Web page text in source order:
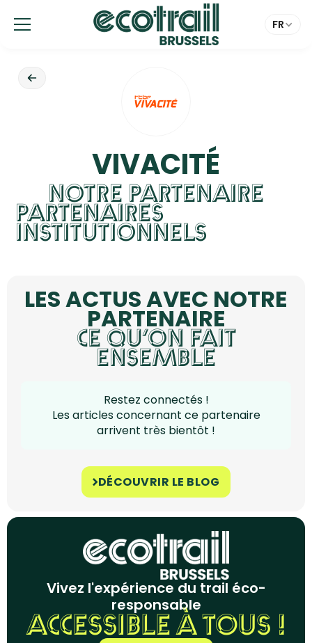
Panneau de gestion des cookies
FR
VIVACITÉ
NOTRE PARTENAIRE
PARTENAIRES
INSTITUTIONNELS
LES ACTUS AVEC NOTRE
PARTENAIRE
CE QU’ON FAIT
ENSEMBLE
Restez connectés !
Les articles concernant ce partenaire
arrivent très bientôt !
DÉCOUVRIR LE BLOG
Vivez l'expérience du trail éco-
responsable
ACCESSIBLE À TOUS !